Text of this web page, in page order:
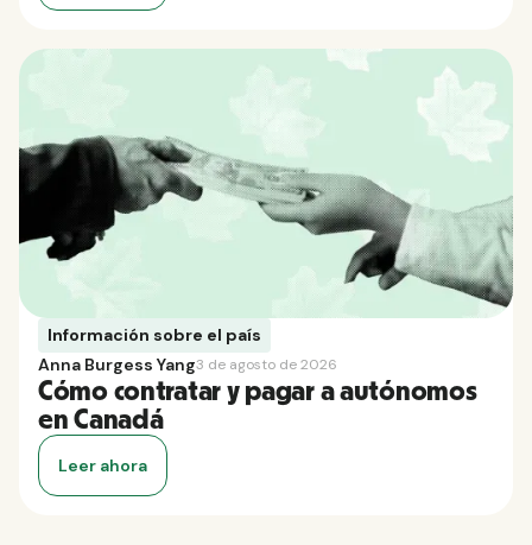
Información sobre el país
Anna Burgess Yang3 de agosto de 2026
Cómo contratar y pagar a autónomos
en Canadá
Leer ahora